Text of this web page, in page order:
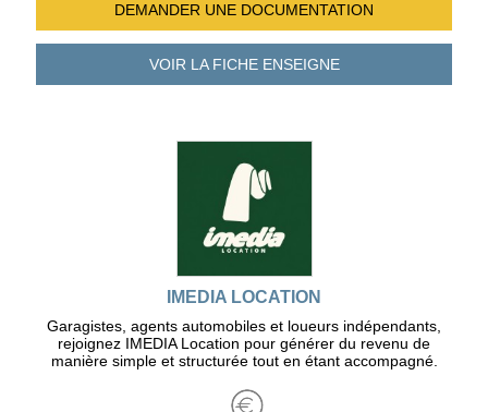
DEMANDER UNE DOCUMENTATION
VOIR LA FICHEENSEIGNE
IMEDIA LOCATION
Garagistes, agents automobiles et loueurs indépendants,
rejoignez IMEDIA Location pour générer du revenu de
manière simple et structurée tout en étant accompagné.